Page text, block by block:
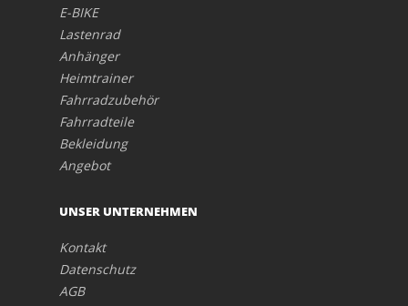
E-BIKE
Lastenrad
Anhänger
Heimtrainer
Fahrradzubehör
Fahrradteile
Bekleidung
Angebot
UNSER UNTERNEHMEN
Kontakt
Datenschutz
AGB